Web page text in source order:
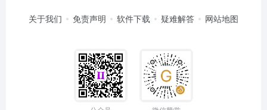
关于我们 免责声明 软件下载 疑难解答 网站地图